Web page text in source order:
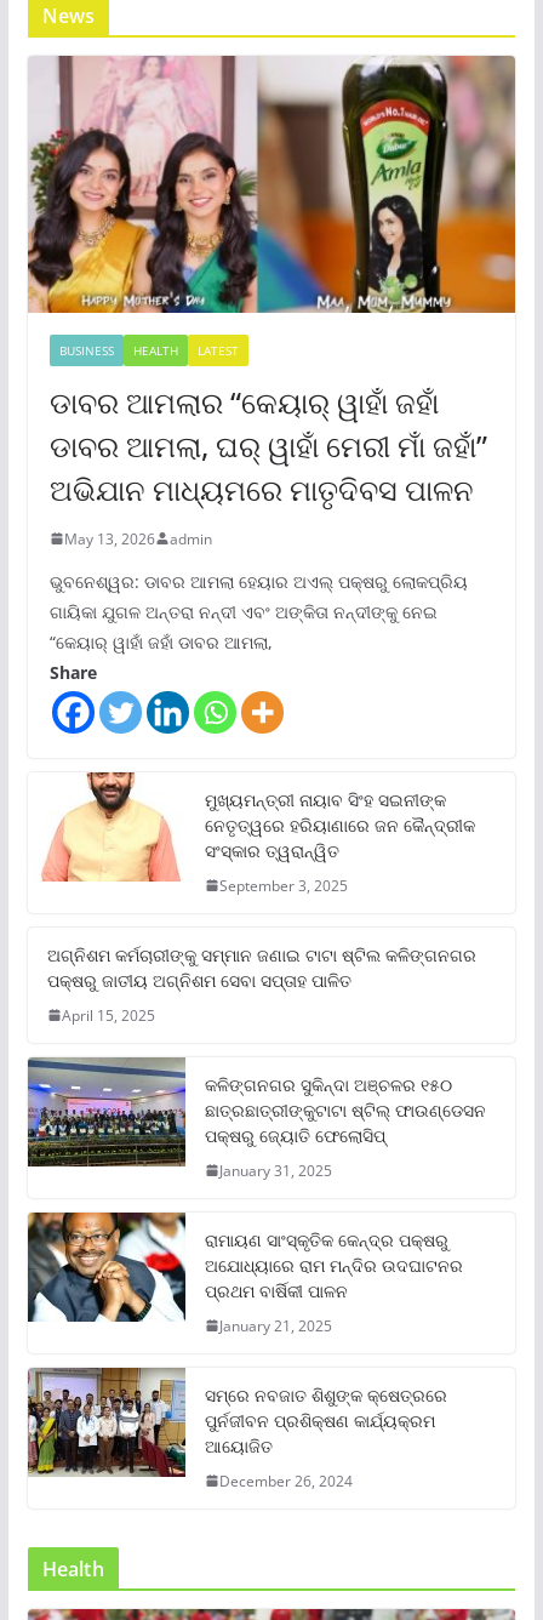
News
BUSINESS HEALTH LATEST
ଡାବର ଆମଲାର “କେୟାର୍ ୱାହାଁ ଜହାଁ
ଡାବର ଆମଲା, ଘର୍ ୱାହାଁ ମେରୀ ମାଁ ଜହାଁ”
ଅଭିଯାନ ମାଧ୍ୟମରେ ମାତୃଦିବସ ପାଳନ
May 13, 2026 admin
ଭୁବନେଶ୍ୱର: ଡାବର ଆମଲା ହେୟାର ଅଏଲ୍ ପକ୍ଷରୁ ଲୋକପ୍ରିୟ
ଗାୟିକା ଯୁଗଳ ଅନ୍ତରା ନନ୍ଦୀ ଏବଂ ଅଙ୍କିତା ନନ୍ଦୀଙ୍କୁ ନେଇ
“କେୟାର୍ ୱାହାଁ ଜହାଁ ଡାବର ଆମଲା,
Share
ମୁଖ୍ୟମନ୍ତ୍ରୀ ନାୟାବ ସିଂହ ସଇନୀଙ୍କ
ନେତୃତ୍ୱରେ ହରିୟାଣାରେ ଜନ କୈନ୍ଦ୍ରୀକ
ସଂସ୍କାର ତ୍ୱରାନ୍ୱିତ
September 3, 2025
ଅଗ୍ନିଶମ କର୍ମଚାରୀଙ୍କୁ ସମ୍ମାନ ଜଣାଇ ଟାଟା ଷ୍ଟିଲ କଳିଙ୍ଗନଗର
ପକ୍ଷରୁ ଜାତୀୟ ଅଗ୍ନିଶମ ସେବା ସପ୍ତାହ ପାଳିତ
April 15, 2025
କଳିଙ୍ଗନଗର ସୁକିନ୍ଦା ଅଞ୍ଚଳର ୧୫୦
ଛାତ୍ରଛାତ୍ରୀଙ୍କୁଟାଟା ଷ୍ଟିଲ୍ ଫାଉଣ୍ଡେସନ
ପକ୍ଷରୁ ଜ୍ୟୋତି ଫେଲୋସିପ୍‌
January 31, 2025
ରାମାୟଣ ସାଂସ୍କୃତିକ କେନ୍ଦ୍ର ପକ୍ଷରୁ
ଅଯୋଧ୍ୟାରେ ରାମ ମନ୍ଦିର ଉଦଘାଟନର
ପ୍ରଥମ ବାର୍ଷିକୀ ପାଳନ
January 21, 2025
ସମ୍‌ରେ ନବଜାତ ଶିଶୁଙ୍କ କ୍ଷେତ୍ରରେ
ପୁର୍ନଜୀବନ ପ୍ରଶିକ୍ଷଣ କାର୍ଯ୍ୟକ୍ରମ
ଆୟୋଜିତ
December 26, 2024
Health